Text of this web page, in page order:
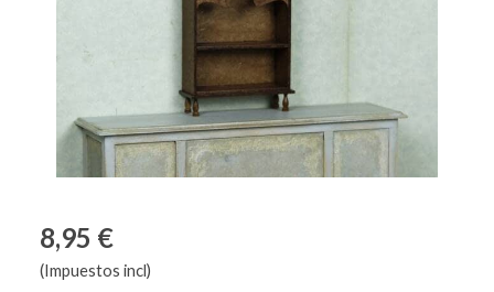
8,95 €
(Impuestos incl)